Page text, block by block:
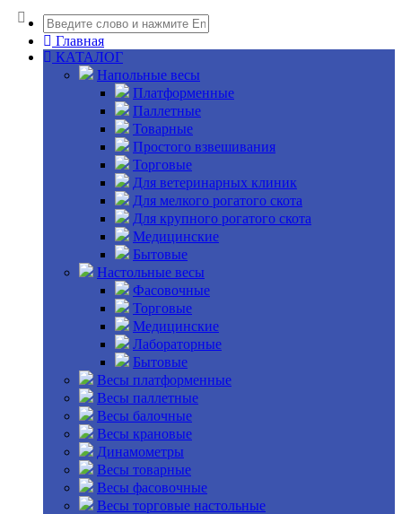
Главная
КАТАЛОГ
Напольные весы
Платформенные
Паллетные
Товарные
Простого взвешивания
Торговые
Для ветеринарных клиник
Для мелкого рогатого скота
Для крупного рогатого скота
Медицинские
Бытовые
Настольные весы
Фасовочные
Торговые
Медицинские
Лабораторные
Бытовые
Весы платформенные
Весы паллетные
Весы балочные
Весы крановые
Динамометры
Весы товарные
Весы фасовочные
Весы торговые настольные